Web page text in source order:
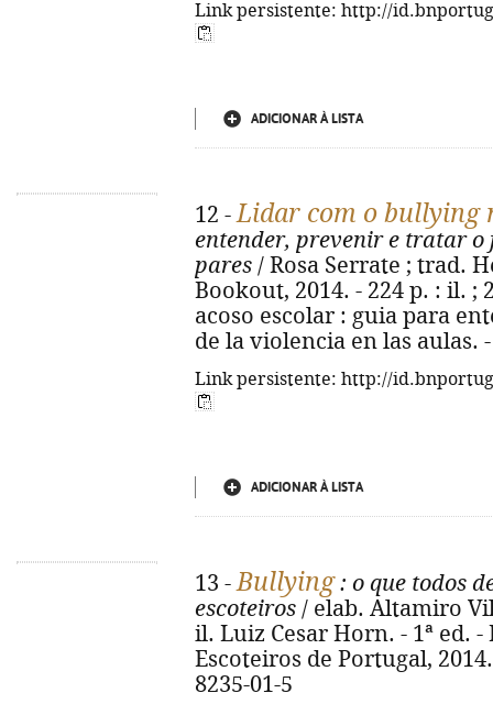
Link persistente: http://
ADICIONAR À LISTA
12 -Lidar com o bullying
entender, prevenir e tratar o
pares / Rosa Serrate ; trad.
Bookout, 2014. - 224 p. : il.
acoso escolar : guia para
de la violencia en las aulas. -
Link persistente: http://
ADICIONAR À LISTA
13 -Bullying: o que todos
escoteiros / elab. Altamiro
il. Luiz Cesar Horn. - 1ª ed. -
Escoteiros de Portugal,
8235-01-5